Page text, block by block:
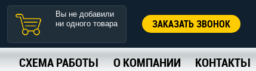
Вы не добавили
ни одного товара
ЗАКАЗАТЬ ЗВОНОК
СХЕМА РАБОТЫ О КОМПАНИИ КОНТАКТЫ